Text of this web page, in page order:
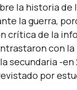
la historia de
la guerra,
crítica de la
con
secundaria -
por